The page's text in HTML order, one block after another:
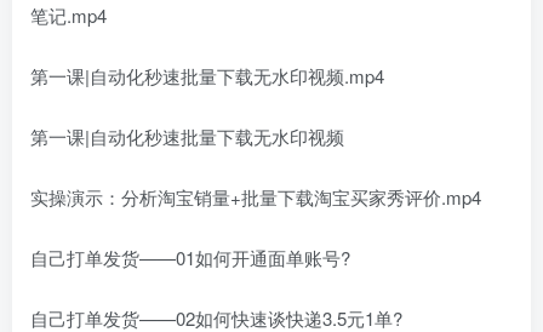
笔记.mp4
第一课|自动化秒速批量下载无水印视频.mp4
第一课|自动化秒速批量下载无水印视频
实操演示：分析淘宝销量+批量下载淘宝买家秀评价.mp4
自己打单发货——01如何开通面单账号?
自己打单发货——02如何快速谈快递3.5元1单?